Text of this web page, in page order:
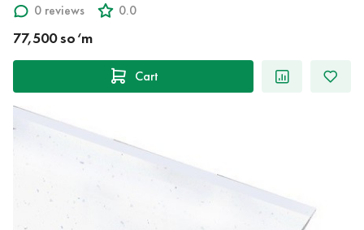
0 reviews
0.0
77,500 so‘m
Cart